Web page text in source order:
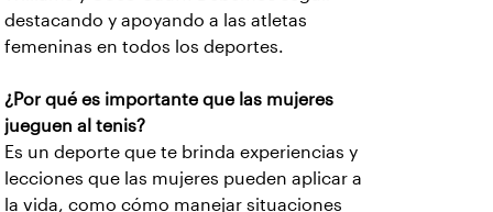
destacando y apoyando a las atletas
femeninas en todos los deportes.
¿Por qué es importante que las mujeres
jueguen al tenis?
Es un deporte que te brinda experiencias y
lecciones que las mujeres pueden aplicar a
la vida, como cómo manejar situaciones